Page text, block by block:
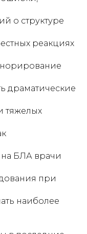
о структуре
реакциях
драматические
тяжелых
БЛА врачи
при
наиболее